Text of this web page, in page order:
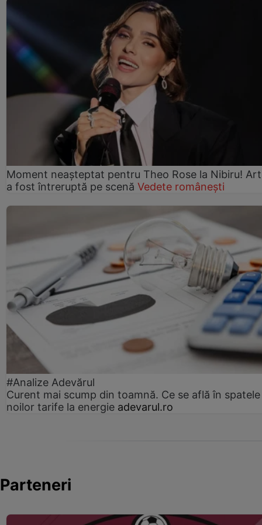
Moment neașteptat pentru Theo Rose la Nibiru!
a fost întreruptă pe scenă Vedete românești
#Analize Adevărul
Curent mai scump din toamnă. Ce se află în spatele
noilor tarife la energie adevarul.ro
Parteneri